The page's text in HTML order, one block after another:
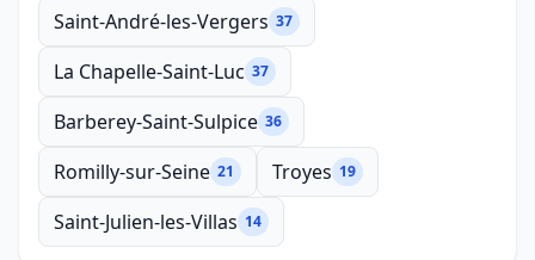
Saint-André-les-Vergers 37
La Chapelle-Saint-Luc 37
Barberey-Saint-Sulpice 36
Romilly-sur-Seine 21 Troyes 19
Saint-Julien-les-Villas 14